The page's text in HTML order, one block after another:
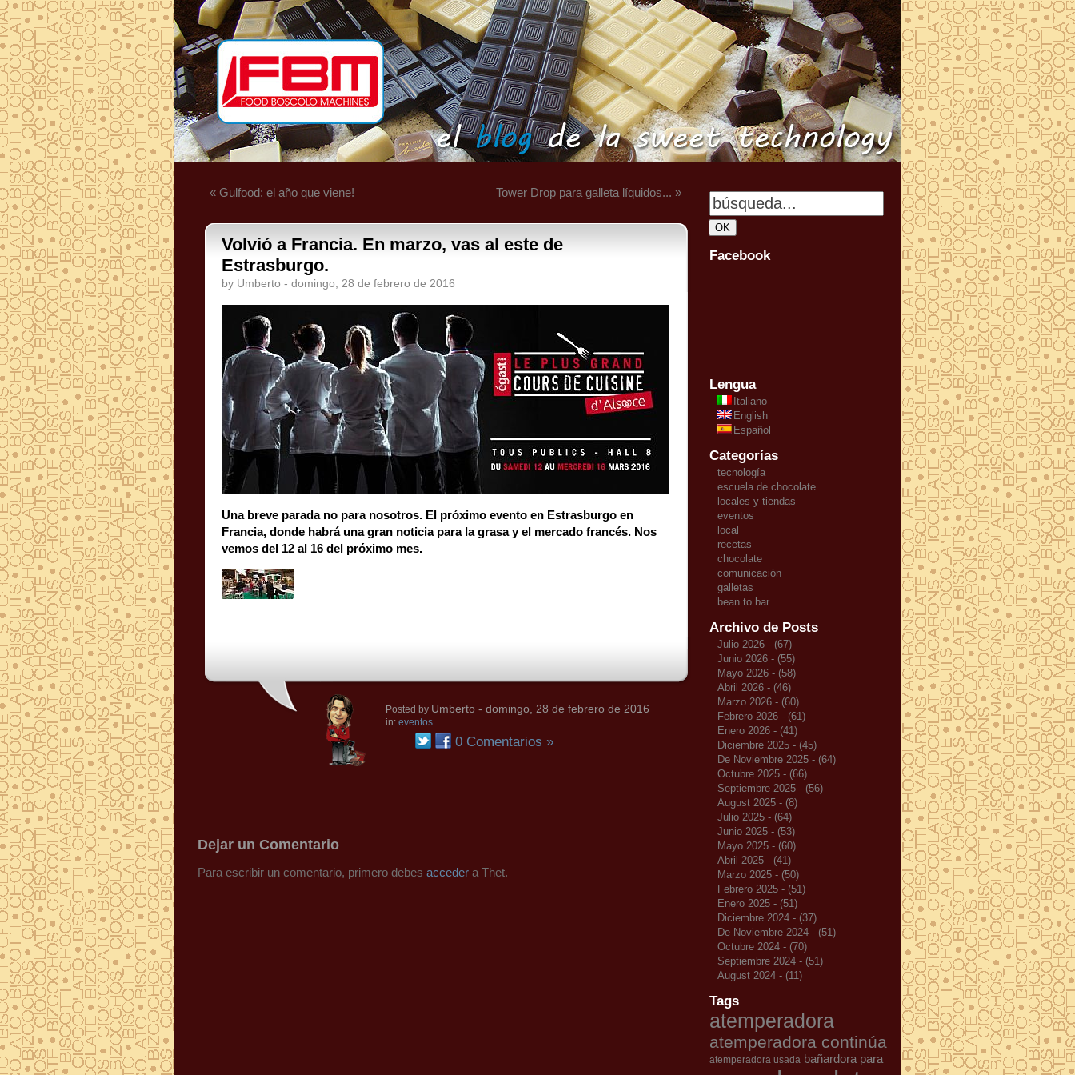
« Gulfood: el año que viene! Tower Drop para galleta líquidos... »
Volvió a Francia. En marzo, vas al este de
Estrasburgo.
by Umberto - domingo, 28 de febrero de 2016
Una breve parada no para nosotros. El próximo evento en Estrasburgo en
Francia, donde habrá una gran noticia para la grasa y el mercado francés. Nos
vemos del 12 al 16 del próximo mes.
Posted by Umberto - domingo, 28 de febrero de 2016
in: eventos
0 Comentarios »
Dejar un Comentario
Para escribir un comentario, primero debes acceder a Thet.
Facebook
Lengua
Italiano
English
Español
Categorías
tecnología
escuela de chocolate
locales y tiendas
eventos
local
recetas
chocolate
comunicación
galletas
bean to bar
Archivo de Posts
Julio 2026 - (67)
Junio 2026 - (55)
Mayo 2026 - (58)
Abril 2026 - (46)
Marzo 2026 - (60)
Febrero 2026 - (61)
Enero 2026 - (41)
Diciembre 2025 - (45)
De Noviembre 2025 - (64)
Octubre 2025 - (66)
Septiembre 2025 - (56)
August 2025 - (8)
Julio 2025 - (64)
Junio 2025 - (53)
Mayo 2025 - (60)
Abril 2025 - (41)
Marzo 2025 - (50)
Febrero 2025 - (51)
Enero 2025 - (51)
Diciembre 2024 - (37)
De Noviembre 2024 - (51)
Octubre 2024 - (70)
Septiembre 2024 - (51)
August 2024 - (11)
Tags
atemperadora
atemperadora continúa
atemperadora usada bañardora para